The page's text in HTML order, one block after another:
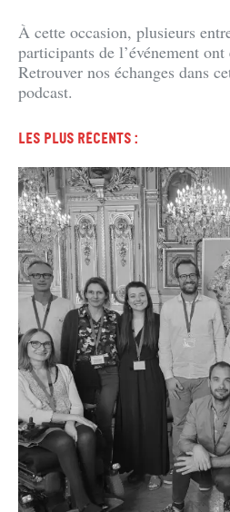
À cette occasion, plusieurs
participants de l’événement ont
Retrouver nos échanges dans
podcast.
Les plus récents :